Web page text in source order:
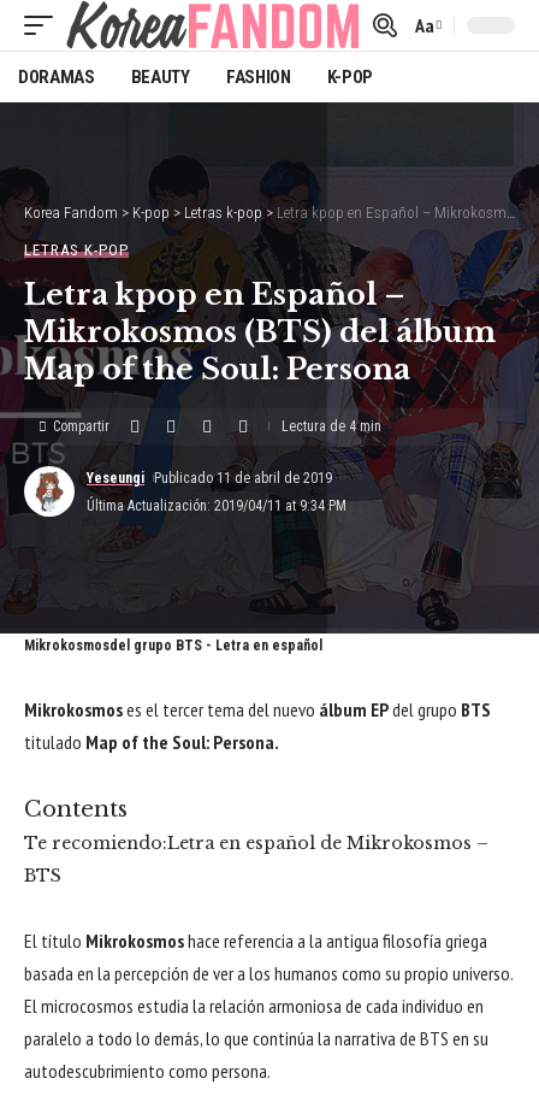
Font
Aa
DORAMAS BEAUTY FASHION K-POP
Korea Fandom > K-pop > Letras k-pop > Letra kpop en Español – Mikrokosmos (BTS) del álbum Map of the Soul: Persona
LETRAS K-POP
Letra kpop en Español –
Mikrokosmos (BTS) del álbum
Map of the Soul: Persona
Última Actualización: 2019/04/11 at 9:34 PM
Yeseungi Publicado 11 de abril de 2019
Compartir Lectura de 4 min
Mikrokosmosdel grupo BTS - Letra en español
Mikrokosmoses el tercer tema del nuevo álbum EPdel grupo BTS
titulado Map of the Soul: Persona.
Contents
Te recomiendo:Letra en español de Mikrokosmos –
BTS
El título Mikrokosmoshace referencia a la antigua filosofía griega
basada en la percepción de ver a los humanos como su propio universo.
El microcosmos estudia la relación armoniosa de cada individuo en
paralelo a todo lo demás, lo que continúa la narrativa de BTS en su
autodescubrimiento como persona.